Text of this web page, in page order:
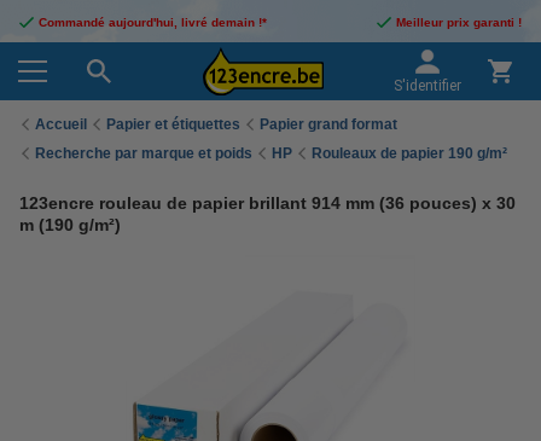
Commandé aujourd'hui, livré demain !* Meilleur prix garanti !
S'identifier
Accueil Papier et étiquettes
Papier grand format
Recherche par marque et poids
HP Rouleaux de papier 190 g/m²
123encre rouleau de papier brillant 914 mm (36 pouces) x 30
m (190 g/m²)